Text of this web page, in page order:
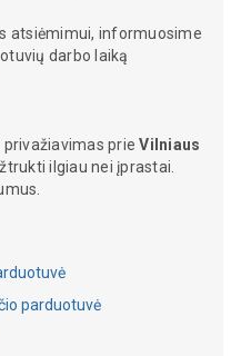
atsiėmimui, informuosime
darbo laiką
privažiavimas prieVilniaus
ilgiau nei įprastai.
parduotuvė